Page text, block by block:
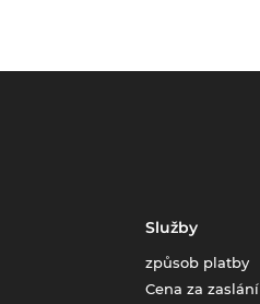
Služby
způsob platby
Cena za zaslání